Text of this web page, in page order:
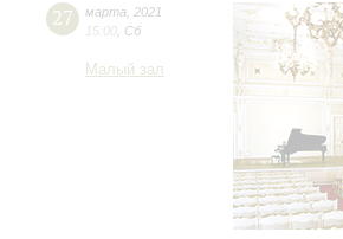
27 марта
2021
15:00 Сб
Малый зал